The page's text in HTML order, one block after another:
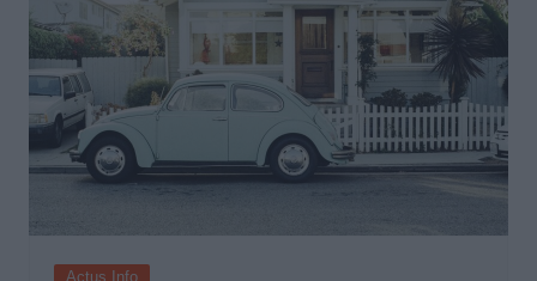
Actus Info